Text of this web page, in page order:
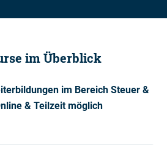
im Überblick
im Bereich Steuer &
& Teilzeit möglich